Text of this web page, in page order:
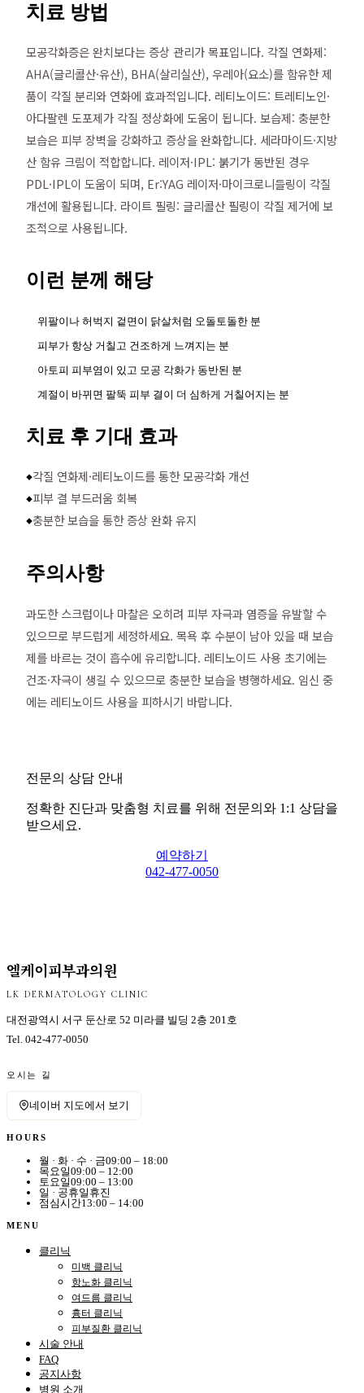
치료 방법
모공각화증은 완치보다는 증상 관리가 목표입니다. 각질 연화제:
AHA(글리콜산·유산), BHA(살리실산), 우레아(요소)를 함유한 제
품이 각질 분리와 연화에 효과적입니다. 레티노이드: 트레티노인·
아다팔렌 도포제가 각질 정상화에 도움이 됩니다. 보습제: 충분한
보습은 피부 장벽을 강화하고 증상을 완화합니다. 세라마이드·지방
산 함유 크림이 적합합니다. 레이저·IPL: 붉기가 동반된 경우
PDL·IPL이 도움이 되며, Er:YAG 레이저·마이크로니들링이 각질
개선에 활용됩니다. 라이트 필링: 글리콜산 필링이 각질 제거에 보
조적으로 사용됩니다.
이런 분께 해당
위팔이나 허벅지 겉면이 닭살처럼 오돌토돌한 분
피부가 항상 거칠고 건조하게 느껴지는 분
아토피 피부염이 있고 모공 각화가 동반된 분
계절이 바뀌면 팔뚝 피부 결이 더 심하게 거칠어지는 분
치료 후 기대 효과
◆각질 연화제·레티노이드를 통한 모공각화 개선
◆피부 결 부드러움 회복
◆충분한 보습을 통한 증상 완화 유지
주의사항
과도한 스크럽이나 마찰은 오히려 피부 자극과 염증을 유발할 수
있으므로 부드럽게 세정하세요. 목욕 후 수분이 남아 있을 때 보습
제를 바르는 것이 흡수에 유리합니다. 레티노이드 사용 초기에는
건조·자극이 생길 수 있으므로 충분한 보습을 병행하세요. 임신 중
에는 레티노이드 사용을 피하시기 바랍니다.
전문의 상담 안내
정확한 진단과 맞춤형 치료를 위해 전문의와 1:1 상담을
받으세요.
예약하기
042-477-0050
엘케이피부과의원
LK DERMATOLOGY CLINIC
대전광역시 서구 둔산로 52 미라클 빌딩 2층 201호
Tel. 042-477-0050
오시는 길
네이버 지도에서 보기
HOURS
월 · 화 · 수 · 금09:00 – 18:00
목요일09:00 – 12:00
토요일09:00 – 13:00
일 · 공휴일 휴진
점심시간13:00 – 14:00
MENU
클리닉
미백 클리닉
항노화 클리닉
여드름 클리닉
흉터 클리닉
피부질환 클리닉
시술 안내
FAQ
공지사항
병원 소개